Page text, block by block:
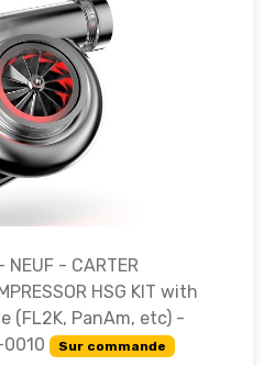
NEUF - CARTER
HSG KIT with
(FL2K, PanAm, etc) -
Sur commande